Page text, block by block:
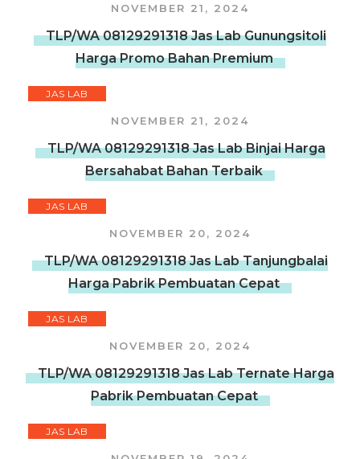
NOVEMBER 21, 2024
TLP/WA 08129291318 Jas Lab Gunungsitoli
Harga Promo Bahan Premium
JAS LAB
NOVEMBER 21, 2024
TLP/WA 08129291318 Jas Lab Binjai Harga
Bersahabat Bahan Terbaik
JAS LAB
NOVEMBER 20, 2024
TLP/WA 08129291318 Jas Lab Tanjungbalai
Harga Pabrik Pembuatan Cepat
JAS LAB
NOVEMBER 20, 2024
TLP/WA 08129291318 Jas Lab Ternate Harga
Pabrik Pembuatan Cepat
JAS LAB